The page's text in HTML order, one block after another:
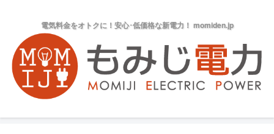
電気料金をオトクに！安心･低価格な新電力！ momiden.jp